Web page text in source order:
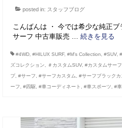
posted in: スタッフブログ
こんばんは ・ 今では希少な純正
サーフ 中古車販売 … 続きを見る
#4WD #HILUX SURF, #M’s Collection #SUV,
ズコレクション
＃カスタムSUV, #カスタムサーフ
プ, #サーフ #サーフカスタム #サーフブラックカ
ーフ
#四駆 #車コーディネート #車スポーツ #